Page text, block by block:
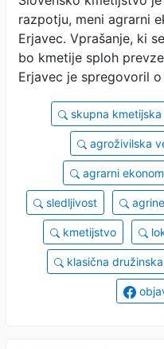
razpotju, meni agrarni
Erjavec. Vprašanje, ki
bo kmetije sploh
Erjavec je spregovoril
skupna
agroživilska
agrarni
sledljivost
kmetijstvo
klasična